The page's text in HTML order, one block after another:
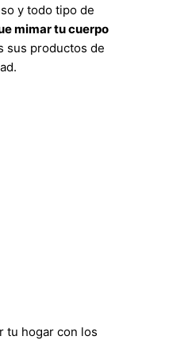
y todo tipo de
mimar tu cuerpo
sus productos de
tu hogar con los